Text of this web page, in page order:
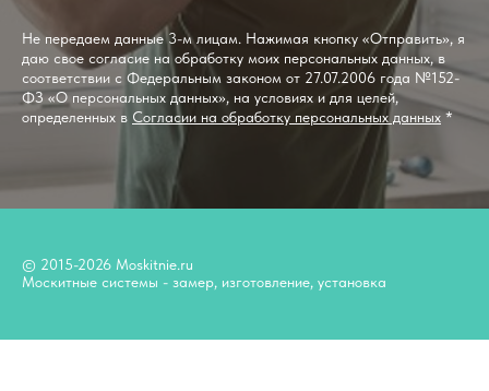
Не передаем данные 3-м лицам. Нажимая кнопку «Отправить», я
даю свое согласие на обработку моих персональных данных, в
соответствии с Федеральным законом от 27.07.2006 года №152-
ФЗ «О персональных данных», на условиях и для целей,
определенных в Согласии на обработку персональных данных *
© 2015-2026 Moskitnie.ru
Москитные системы - замер, изготовление, установка